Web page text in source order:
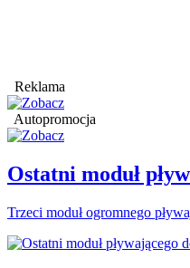
Reklama
Autopromocja
Ostatni moduł
Trzeci moduł ogromnego